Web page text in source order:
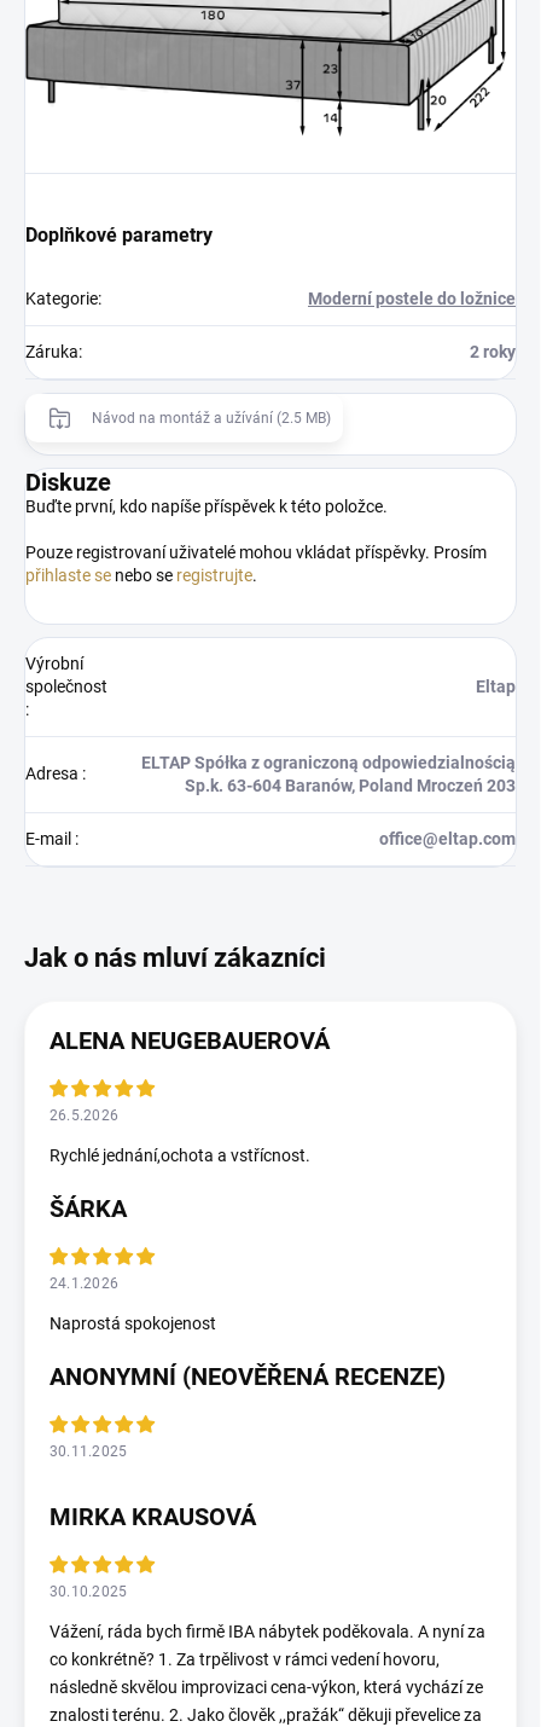
Doplňkové parametry
Kategorie: Moderní postele do ložnice
Záruka: 2 roky
Návod na montáž a užívání (2.5 MB)
Diskuze
Buďte první, kdo napíše příspěvek k této položce.
Pouze registrovaní uživatelé mohou vkládat příspěvky. Prosím
přihlaste se nebo se registrujte.
Výrobní
společnost
:
Eltap
Adresa :
ELTAP Spółka z ograniczoną odpowiedzialnością
Sp.k. 63-604 Baranów, Poland Mroczeń 203
E-mail : office@eltap.com
ALENA NEUGEBAUEROVÁ
26.5.2026
Rychlé jednání,ochota a vstřícnost.
ŠÁRKA
24.1.2026
Naprostá spokojenost
ANONYMNÍ (NEOVĚŘENÁ RECENZE)
30.11.2025
MIRKA KRAUSOVÁ
30.10.2025
Vážení, ráda bych firmě IBA nábytek poděkovala. A nyní za
co konkrétně? 1. Za trpělivost v rámci vedení hovoru,
následně skvělou improvizaci cena-výkon, která vychází ze
znalosti terénu. 2. Jako člověk ,,pražák“ děkuji převelice za